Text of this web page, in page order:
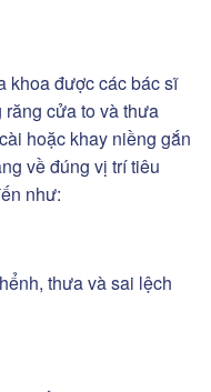
khoa được các bác sĩ
răng cửa to và thưa
hoặc khay niềng gắn
về đúng vị trí tiêu
như:
thưa và sai lệch